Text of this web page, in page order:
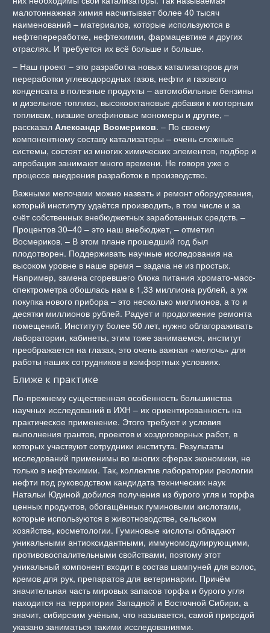
малотоннажная химия насчитывает более 40 тысяч
наименований – материалов, которые используются в
нефтепереработке, нефтехимии, фармацевтике и других
отраслях. И требуется их всё больше и больше.
– Наш проект – это разработка новых катализаторов для
переработки углеводородных газов, нефти и газового
конденсата в полезные продукты – автомобильные бензины
и дизельное топливо, высокооктановые добавки к моторным
топливам, низшие олефиновые мономеры и другие, –
рассказал Александр Восмериков. – По своему
компонентному составу катализаторы – очень сложные
системы, состоят из многих химических элементов, подбор и
апробация занимают много времени. Не говоря уже о
процессе внедрения разработок в производство.
Важными мелочами можно назвать и ремонт оборудования,
который институту удаётся производить, в том числе и за
счёт собственных внебюджетных заработанных средств. –
Процентов 30–40 – это наш внебюджет, – отметил
Восмериков. – В этом плане прошедший год был
плодотворен. Поддерживать научные исследования на
высоком уровне в наше время – задача не из простых.
Например, замена сгоревшего блока питания хромато-масс-
спектрометра обошлась нам в 1,33 миллиона рублей, а уж
покупка нового прибора – это несколько миллионов, а то и
десятки миллионов рублей. Радует и продолжение ремонта
помещений. Институту более 50 лет, нужно облагораживать
лаборатории, кабинеты, этим тоже занимаемся, институт
преображается на глазах, это очень важная «мелочь» для
работы наших сотрудников в комфортных условиях.
Ближе к практике
По-прежнему существенная особенность большинства
научных исследований в ИХН – их ориентированность на
практическое применение. Этого требуют и условия
выполнения грантов, проектов и хоздоговорных работ, в
которых участвуют сотрудники института. Результаты
исследований применимы во многих сферах экономики, не
только в нефтехимии. Так, коллектив лаборатории реологии
нефти под руководством кандидата технических наук
Натальи Юдиной добился получения из бурого угля и торфа
ценных продуктов, обогащённых гуминовыми кислотами,
которые используются в животноводстве, сельском
хозяйстве, косметологии. Гуминовые кислоты обладают
уникальными антиоксидантными, иммуномодулирующими,
противовоспалительными свойствами, поэтому этот
уникальный компонент входит в состав шампуней для волос,
кремов для рук, препаратов для ветеринарии. Причём
значительная часть мировых запасов торфа и бурого угля
находится на территории Западной и Восточной Сибири, а
значит, сибирским учёным, что называется, самой природой
указано заниматься такими исследованиями.